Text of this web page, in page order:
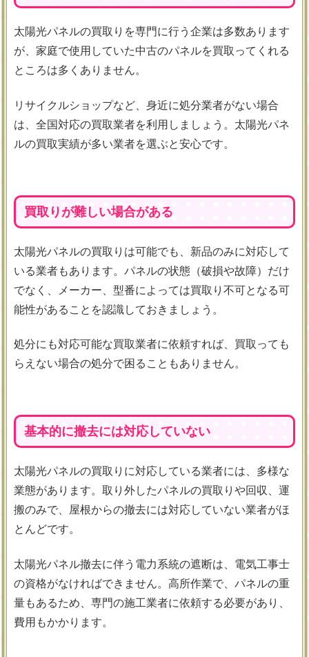
太陽光パネルの買取りを専門に行う企業は多数あります
が、家庭で使用していた中古のパネルを買取ってくれる
ところは多くありません。
リサイクルショップなど、身近に処分業者がない場合
は、全国対応の買取業者を利用しましょう。太陽光パネ
ルの買取実績が多い業者を選ぶと安心です。
買取りが難しい場合がある
太陽光パネルの買取りは可能でも、新品のみに対応して
いる業者もあります。パネルの状態（破損や故障）だけ
でなく、メーカー、型番によっては買取り不可となる可
能性があることを認識しておきましょう。
処分にも対応可能な買取業者に依頼すれば、買取っても
らえない場合の処分で困ることもありません。
基本的に撤去には対応していない
太陽光パネルの買取りに対応している業者には、多様な
業態があります。取り外したパネルの買取りや回収、運
搬のみで、屋根からの撤去には対応していない業者がほ
とんどです。
太陽光パネル撤去に伴う電力系統の遮断は、電気工事士
の資格がなければできません。高所作業で、パネルの重
量もあるため、専門の施工業者に依頼する必要があり、
費用もかかります。